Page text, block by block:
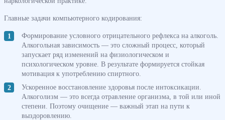
Главные задачи компьютерного кодирования:
Формирование условного отрицательного рефлекса на алкоголь.
Алкогольная зависимость — это сложный процесс, который
запускает ряд изменений на физиологическом и
психологическом уровне. В результате формируется стойкая
мотивация к употреблению спиртного.
Ускоренное восстановление здоровья после интоксикации.
Алкоголизм — это всегда отравление организма, в той или иной
степени. Поэтому очищение — важный этап на пути к
выздоровлению.